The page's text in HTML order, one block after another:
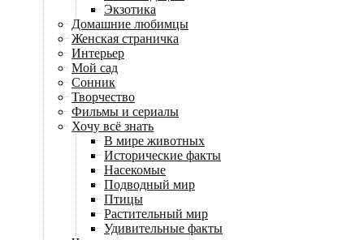
Экзотика
Домашние любимцы
Женская страничка
Интерьер
Мой сад
Сонник
Творчество
Фильмы и сериалы
Хочу всё знать
В мире животных
Исторические факты
Насекомые
Подводный мир
Птицы
Растительный мир
Удивительные факты